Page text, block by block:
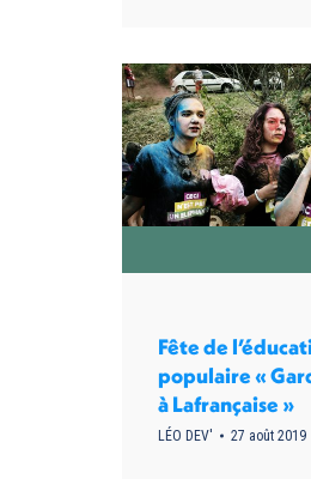
Fête de
populaire «
à Lafrançaise »
LÉO DEV' 27 août 2019